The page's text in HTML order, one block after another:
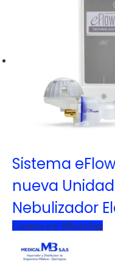
Sistema
nueva
Nebulizador
Comprar por WhatsApp